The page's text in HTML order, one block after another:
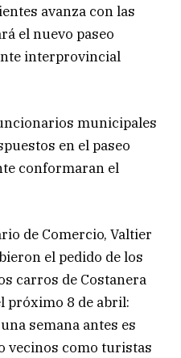
avanza con las
el nuevo paseo
interprovincial
municipales
en el paseo
conformaran el
de Comercio, Valtier
el pedido de los
carros de Costanera
próximo 8 de abril:
semana antes es
vecinos como turistas